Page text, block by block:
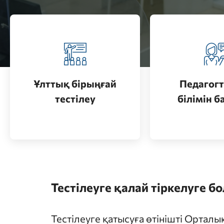
Ұлттық бірыңғай
тестілеу
Қазақстанда жоғары білім
Өту
білімінӨту
Тестілеуге қалай тіркелуге
Тестілеуге қатысуға өтінішті